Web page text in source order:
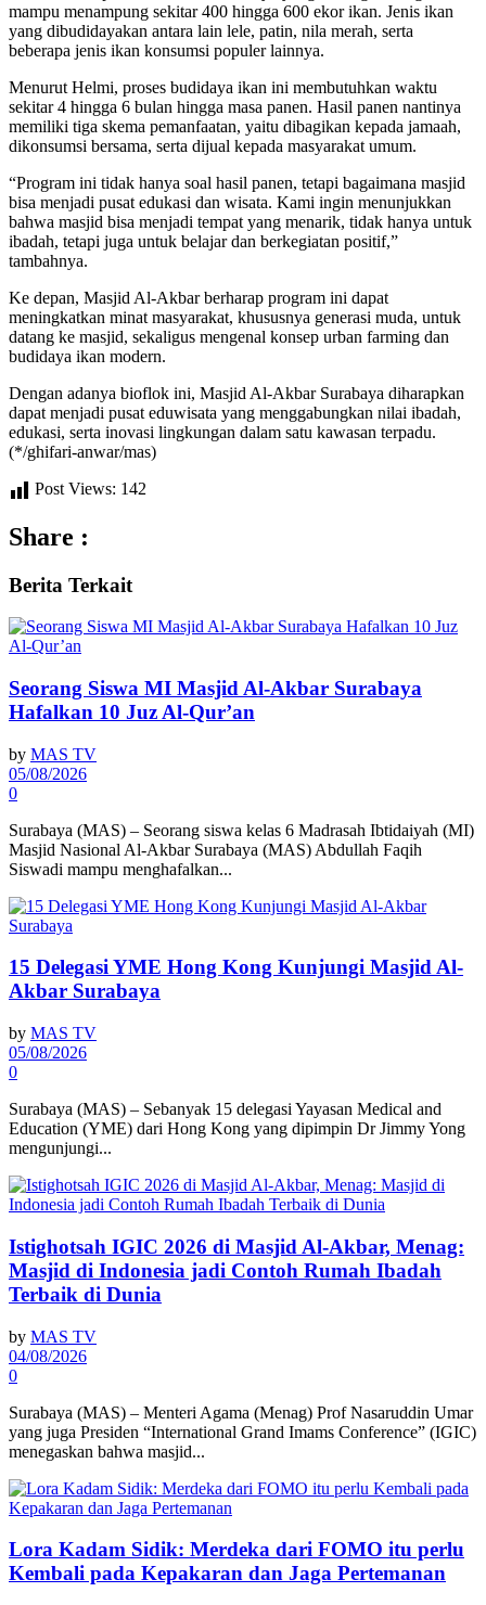
mampu menampung sekitar 400 hingga 600 ekor ikan. Jenis ikan
yang dibudidayakan antara lain lele, patin, nila merah, serta
beberapa jenis ikan konsumsi populer lainnya.
Menurut Helmi, proses budidaya ikan ini membutuhkan waktu
sekitar 4 hingga 6 bulan hingga masa panen. Hasil panen nantinya
memiliki tiga skema pemanfaatan, yaitu dibagikan kepada jamaah,
dikonsumsi bersama, serta dijual kepada masyarakat umum.
“Program ini tidak hanya soal hasil panen, tetapi bagaimana masjid
bisa menjadi pusat edukasi dan wisata. Kami ingin menunjukkan
bahwa masjid bisa menjadi tempat yang menarik, tidak hanya untuk
ibadah, tetapi juga untuk belajar dan berkegiatan positif,”
tambahnya.
Ke depan, Masjid Al-Akbar berharap program ini dapat
meningkatkan minat masyarakat, khususnya generasi muda, untuk
datang ke masjid, sekaligus mengenal konsep urban farming dan
budidaya ikan modern.
Dengan adanya bioflok ini, Masjid Al-Akbar Surabaya diharapkan
dapat menjadi pusat eduwisata yang menggabungkan nilai ibadah,
edukasi, serta inovasi lingkungan dalam satu kawasan terpadu.
(*/ghifari-anwar/mas)
Post Views: 142
Share :
Berita Terkait
Seorang Siswa MI Masjid Al-Akbar Surabaya
Hafalkan 10 Juz Al-Qur’an
by MAS TV
05/08/2026
0
Surabaya (MAS) – Seorang siswa kelas 6 Madrasah Ibtidaiyah (MI)
Masjid Nasional Al-Akbar Surabaya (MAS) Abdullah Faqih
Siswadi mampu menghafalkan...
15 Delegasi YME Hong Kong Kunjungi Masjid Al-
Akbar Surabaya
by MAS TV
05/08/2026
0
Surabaya (MAS) – Sebanyak 15 delegasi Yayasan Medical and
Education (YME) dari Hong Kong yang dipimpin Dr Jimmy Yong
mengunjungi...
Istighotsah IGIC 2026 di Masjid Al-Akbar, Menag:
Masjid di Indonesia jadi Contoh Rumah Ibadah
Terbaik di Dunia
by MAS TV
04/08/2026
0
Surabaya (MAS) – Menteri Agama (Menag) Prof Nasaruddin Umar
yang juga Presiden “International Grand Imams Conference” (IGIC)
menegaskan bahwa masjid...
Lora Kadam Sidik: Merdeka dari FOMO itu perlu
Kembali pada Kepakaran dan Jaga Pertemanan